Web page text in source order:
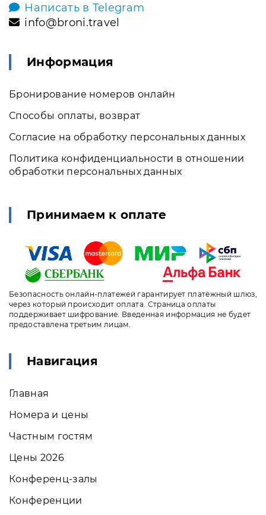
Написать в Telegram
info@broni.travel
Информация
Бронирование номеров онлайн
Способы оплаты, возврат
Согласие на обработку персональных данных
Политика конфиденциальности в отношении
обработки персональных данных
Принимаем к оплате
Безопасность онлайн-платежей гарантирует платёжный шлюз,
через который происходит оплата. Страница оплаты
поддерживает шифрование. Введенная информация не будет
предоставлена третьим лицам.
Навигация
Главная
Номера и цены
Частным гостям
Цены 2026
Конференц-залы
Конференции